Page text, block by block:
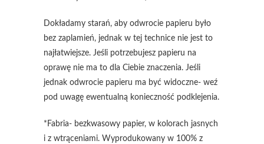
Dokładamy starań, aby odwrocie papieru było
bez zaplamień, jednak w tej technice nie jest to
najłatwiejsze. Jeśli potrzebujesz papieru na
oprawę nie ma to dla Ciebie znaczenia. Jeśli
jednak odwrocie papieru ma być widoczne- weź
pod uwagę ewentualną konieczność podklejenia.
*Fabria- bezkwasowy papier, w kolorach jasnych
i z wtrąceniami. Wyprodukowany w 100% z